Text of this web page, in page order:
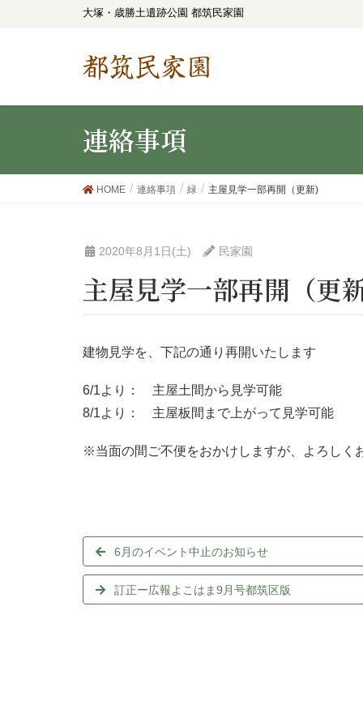
大塚・歳勝土遺跡公園 都筑民家園
都筑民家園
連絡事項
HOME 連絡事項 緑 主屋見学一部再開（更新)
2020年8月1日(土) 民家園
主屋見学一部再開（更
建物見学を、下記の通り再開いたします
6/1より： 主屋土間から見学可能
8/1より： 主屋板間まで上がって見学可能
※当面の間ご不便をおかけしますが、よろしく
6月のイベント中止のお知らせ
訂正ー広報よこはま9月号都筑区版